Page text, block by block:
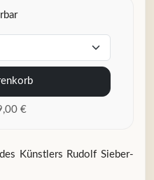
€
Künstlers Rudolf Sieber-